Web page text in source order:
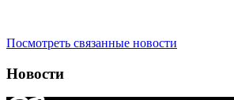
Посмотреть связанные новости
Новости